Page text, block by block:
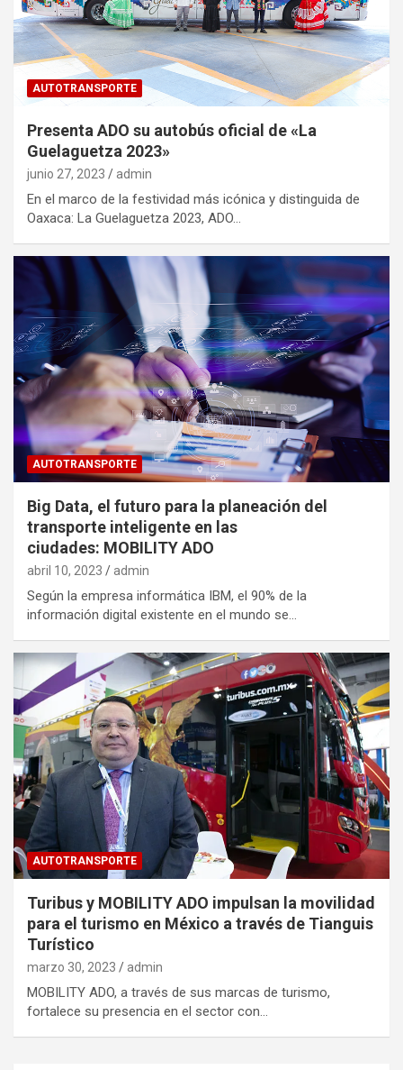
AUTOTRANSPORTE
Presenta ADO su autobús oficial de «La
Guelaguetza 2023»
junio 27, 2023 admin
En el marco de la festividad más icónica y distinguida de
Oaxaca: La Guelaguetza 2023, ADO…
AUTOTRANSPORTE
Big Data, el futuro para la planeación del
transporte inteligente en las
ciudades: MOBILITY ADO
abril 10, 2023 admin
Según la empresa informática IBM, el 90% de la
información digital existente en el mundo se…
AUTOTRANSPORTE
Turibus y MOBILITY ADO impulsan la movilidad
para el turismo en México a través de Tianguis
Turístico
marzo 30, 2023 admin
MOBILITY ADO, a través de sus marcas de turismo,
fortalece su presencia en el sector con…